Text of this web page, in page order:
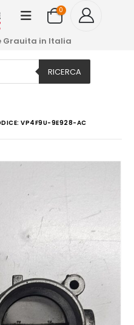
0
Grauita in Italia
RICERCA
VP4F9U-9E928-AC